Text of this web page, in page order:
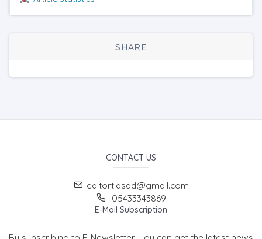
SHARE
CONTACT US
editortidsad@gmail.com
05433343869
E-Mail Subscription